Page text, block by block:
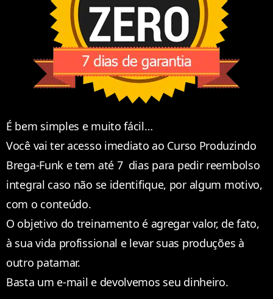
É bem simples e muito fácil…
Você vai ter acesso imediato ao Curso Produzindo
Brega-Funk e tem até 7 dias para pedir reembolso
integral caso não se identifique, por algum motivo,
com o conteúdo.
O objetivo do treinamento é agregar valor, de fato,
à sua vida profissional e levar suas produções à
outro patamar.
Basta um e-mail e devolvemos seu dinheiro.